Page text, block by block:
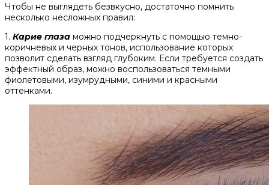
Чтобы не выглядеть безвкусно, достаточно помнить
несколько несложных правил:
1. Карие глаза можно подчеркнуть с помощью темно-
коричневых и черных тонов, использование которых
позволит сделать взгляд глубоким. Если требуется создать
эффектный образ, можно воспользоваться темными
фиолетовыми, изумрудными, синими и красными
оттенками.